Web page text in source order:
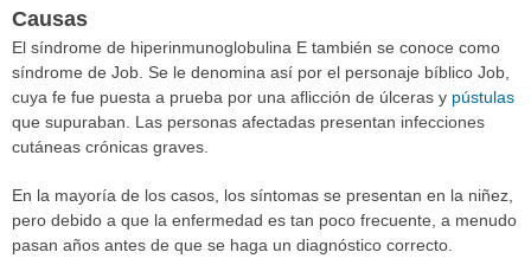
Causas
El síndrome de hiperinmunoglobulina E también se conoce como
síndrome de Job. Se le denomina así por el personaje bíblico Job,
cuya fe fue puesta a prueba por una aflicción de úlceras y pústulas
que supuraban. Las personas afectadas presentan infecciones
cutáneas crónicas graves.
En la mayoría de los casos, los síntomas se presentan en la niñez,
pero debido a que la enfermedad es tan poco frecuente, a menudo
pasan años antes de que se haga un diagnóstico correcto.